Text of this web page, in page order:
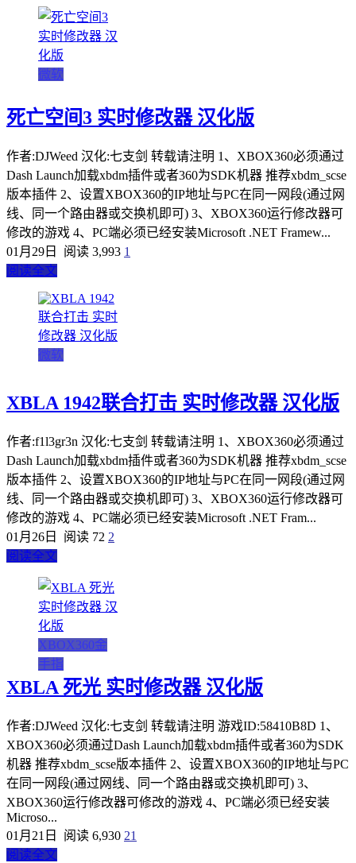
微软
死亡空间3 实时修改器 汉化版
作者:DJWeed 汉化:七支剑 转载请注明 1、XBOX360必须通过
Dash Launch加载xbdm插件或者360为SDK机器 推荐xbdm_scse
版本插件 2、设置XBOX360的IP地址与PC在同一网段(通过网
线、同一个路由器或交换机即可) 3、XBOX360运行修改器可
修改的游戏 4、PC端必须已经安装Microsoft .NET Framew...
01月29日
阅读 3,993 1
阅读全文
微软
XBLA 1942联合打击 实时修改器 汉化版
作者:f1l3gr3n 汉化:七支剑 转载请注明 1、XBOX360必须通过
Dash Launch加载xbdm插件或者360为SDK机器 推荐xbdm_scse
版本插件 2、设置XBOX360的IP地址与PC在同一网段(通过网
线、同一个路由器或交换机即可) 3、XBOX360运行修改器可
修改的游戏 4、PC端必须已经安装Microsoft .NET Fram...
01月26日
阅读 72 2
阅读全文
XBOX360金
手指
XBLA 死光 实时修改器 汉化版
作者:DJWeed 汉化:七支剑 转载请注明 游戏ID:58410B8D 1、
XBOX360必须通过Dash Launch加载xbdm插件或者360为SDK
机器 推荐xbdm_scse版本插件 2、设置XBOX360的IP地址与PC
在同一网段(通过网线、同一个路由器或交换机即可) 3、
XBOX360运行修改器可修改的游戏 4、PC端必须已经安装
Microso...
01月21日
阅读 6,930 21
阅读全文